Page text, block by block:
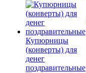
Купюрницы
(конверты) для
денег
поздравительные